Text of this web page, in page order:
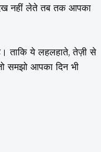
नहीं लेते तब तक आपका
ताकि ये लहलहाते, तेज़ी से
समझो आपका दिन भी